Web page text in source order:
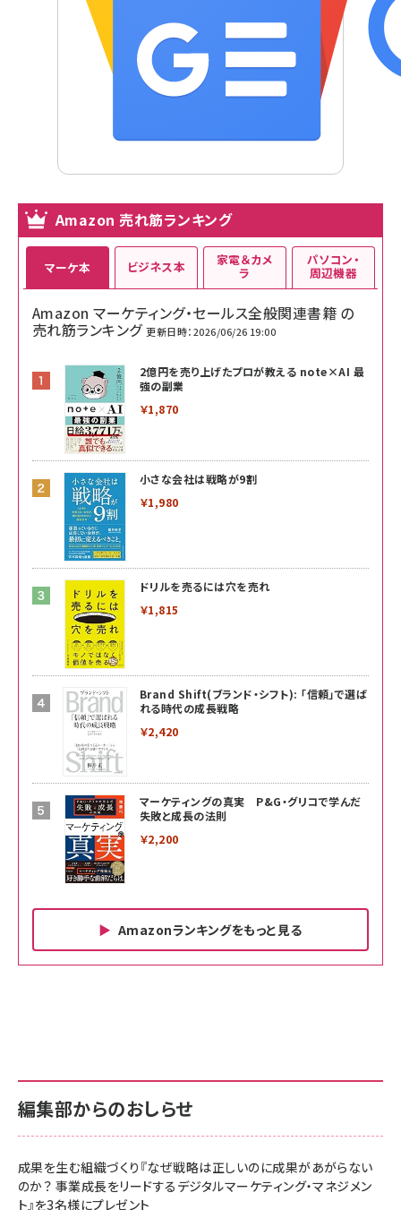
Amazon 売れ筋ランキング
マーケ本
Amazon マーケティング・セールス全般関連書籍 の
売れ筋ランキング 更新日時：2026/06/26 19:00
2億円を売り上げたプロが教える note×AI 最
強の副業
￥1,870
小さな会社は戦略が9割
￥1,980
ドリルを売るには穴を売れ
￥1,815
Brand Shift(ブランド・シフト): 「信頼」で選ば
れる時代の成長戦略
￥2,420
マーケティングの真実 P&G・グリコで学んだ
失敗と成長の法則
￥2,200
Amazonランキングをもっと見る
ビジネス本
￥880
anan(アンアン)2026/06/24号 No.2500増刊
スペシャルエディション[王道エンタメの矜持／
￥1,100
家電＆カメ
ラ
サポート正規品 メーカー保証5年 KLMEA128G
NIMASO ガラスフィルム iPhone 17 用 保護フィ
すい ガイド枠付き いPhone17 (6.3インチ) 対応
2枚セット DSP25F1698
￥1,599
パソコン・
周辺機器
サポート正規品 メーカー保証5年 KLMEA128G
Amazon eギフトカード - Amazonロゴ - クラ
￥5,000
編集部からのおしらせ
成果を生む組織づくり『なぜ戦略は正しいのに成果があがらない
のか？ 事業成長をリードするデジタルマーケティング・マネジメン
ト』を3名様にプレゼント